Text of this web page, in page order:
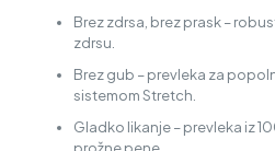
Brez zdrsa, brez prask –
zdrsu.
Brez gub – prevleka za
sistemom Stretch.
Gladko likanje – prevleka iz
prožne pene.